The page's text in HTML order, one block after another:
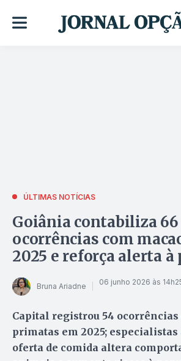
ÚLTIMAS NOTÍCIAS
Goiânia contabiliza 66
ocorrências com
2025 e reforça alerta à
Bruna Ariadne 06 junho 2026 às
Capital registrou 54
primatas em 2025;
oferta de comida altera